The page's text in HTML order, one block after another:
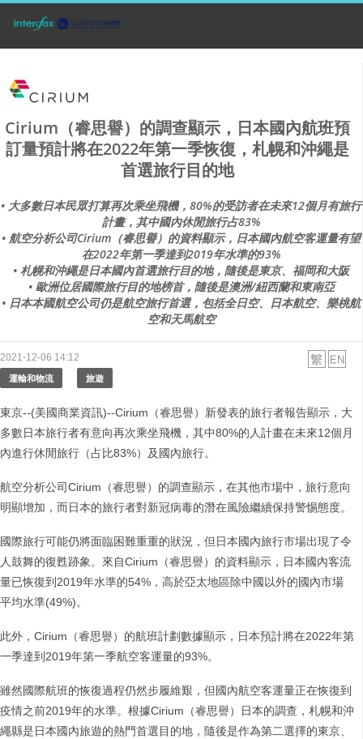
Cirium（睿思譽）的調查顯示，日本國內航班預
訂量預計將在2022年第一季恢復，札幌和沖繩是
首選旅行目的地
• 大多數日本民眾打算再次乘坐飛機，80%的受訪者在未來12個月有旅行
計畫，其中國內休閒旅行占83%
• 航空分析公司Cirium（睿思譽）的資料顯示，日本國內航空客運量有望
在2022年第一季達到2019年水準的93%
• 札幌和沖繩是日本國內首選旅行目的地，隨後是東京、福岡和大阪
• 歐洲位居國際旅行目的地榜首，隨後是澳洲/紐西蘭和東南亞
• 日本本國航空公司仍是航空旅行首選，包括全日空、日本航空、樂桃航
空和天馬航空
2021-12-06 14:12
運輸和物流 旅遊
東京--(美國商業資訊)--Cirium（睿思譽）新發表的旅行者報告顯示，大
多數日本旅行者有意向再次乘坐飛機，其中80%的人計畫在未來12個月
內進行休閒旅行（占比83%）及國內旅行。
航空分析公司Cirium（睿思譽）的調查顯示，在其他市場中，旅行意向
明顯增加，而日本的旅行者對新冠病毒的潛在風險繼續保持警惕態度。
國際旅行可能仍將面臨困難重重的狀況，但日本國內旅行市場出現了令
人鼓舞的復甦跡象。來自Cirium（睿思譽）的資料顯示，日本國內客流
量已恢復到2019年水準的54%，高於亞太地區除中國以外的國內市場
平均水準(49%)。
此外，Cirium（睿思譽）的航班計劃數據顯示，日本預計將在2022年第
一季達到2019年第一季航空客運量的93%。
雖然國際航班的恢復過程仍然步履維艱，但國內航空客運量正在恢復到
疫情之前2019年的水準。根據Cirium（睿思譽）日本的調查，札幌和沖
繩縣是日本國內旅遊的熱門首選目的地，隨後是作為第二選擇的東京、